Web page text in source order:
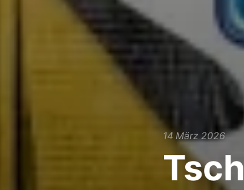
14 März 2026